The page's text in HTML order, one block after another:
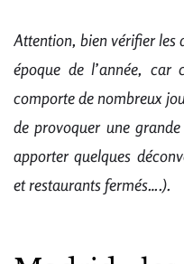
Attention, bien vérifier les
époque de l’année, car
comporte de nombreux
de provoquer une
apporter quelques
et restaurants fermés….).